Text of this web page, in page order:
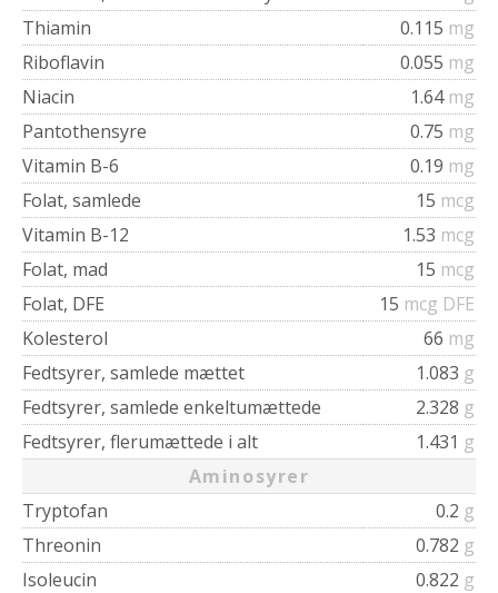
Thiamin
0.115 mg
Riboflavin
0.055 mg
Niacin
1.64 mg
Pantothensyre
0.75 mg
Vitamin B-6
0.19 mg
Folat, samlede
15 mcg
Vitamin B-12
1.53 mcg
Folat, mad
15 mcg
Folat, DFE
15 mcg DFE
Kolesterol
66 mg
Fedtsyrer, samlede mættet
1.083 g
Fedtsyrer, samlede enkeltumættede
2.328 g
Fedtsyrer, flerumættede i alt
1.431 g
Aminosyrer
Tryptofan
0.2 g
Threonin
0.782 g
Isoleucin
0.822 g